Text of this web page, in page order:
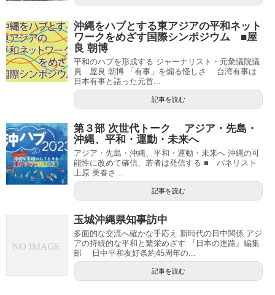
沖縄をハブとする東アジアの平和ネット
ワークをめざす国際シンポジウム ■屋
良 朝博
平和のハブを形成する ジャーナリスト・元衆議院議
員 屋良 朝博 「有事」を煽る怪しさ 台湾有事は
日本有事と語った元首...
記事を読む
第３部 次世代トーク アジア・先島・
沖縄、平和・運動・未来へ
アジア・先島・沖縄、平和・運動・未来へ 沖縄の可
能性に改めて確信、若者は発信する ■ パネリスト
上原 美春さ...
記事を読む
玉城沖縄県知事訪中
多面的な交流へ確かな手応え 新時代の日中関係 アジ
アの持続的な平和と繁栄めざす 『日本の進路』編集
部 日中平和友好条約45周年の...
記事を読む